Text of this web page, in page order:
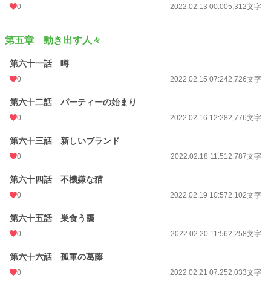
0 2022.02.13 00:005,312文字
第五章 動き出す人々
第六十一話 噂
0 2022.02.15 07:242,726文字
第六十二話 パーティーの始まり
0 2022.02.16 12:282,776文字
第六十三話 新しいブランド
0 2022.02.18 11:512,787文字
第六十四話 不機嫌な猫
0 2022.02.19 10:572,102文字
第六十五話 巣食う靄
0 2022.02.20 11:562,258文字
第六十六話 孤軍の葛藤
0 2022.02.21 07:252,033文字